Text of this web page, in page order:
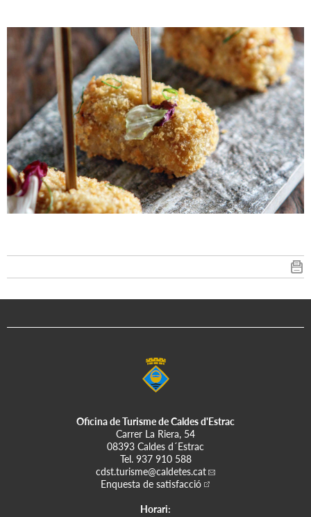
Oficina de Turisme de Caldes d'Estrac
Carrer La Riera, 54
08393 Caldes d´Estrac
Tel. 937 910 588
cdst.turisme@caldetes.cat
Enquesta de satisfacció
Horari: